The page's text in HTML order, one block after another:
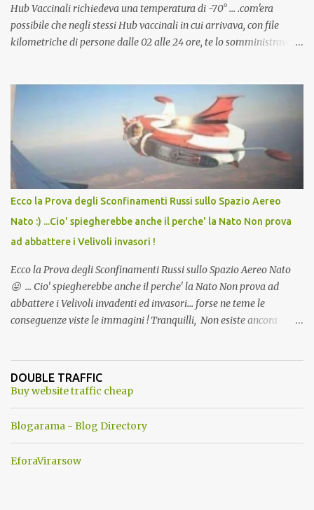
Hub Vaccinali richiedeva una temperatura di -70° ... .com'era
possibile che negli stessi Hub vaccinali in cui arrivava, con file
kilometriche di persone dalle 02 alle 24 ore, te lo somministravano
Vaccino come: l' Amaro del Capo, era "spettacolare Ghiacciato, ma
andava bene anche, a Temperatura Ambiente"! Riproponiamo
l'articolo per NON Dimenticare!
Ecco la Prova degli Sconfinamenti Russi sullo Spazio Aereo
Nato :) ...Cio' spiegherebbe anche il perche' la Nato Non prova
ad abbattere i Velivoli invasori !
Ecco la Prova degli Sconfinamenti Russi sullo Spazio Aereo Nato
😛 ... Cio' spiegherebbe anche il perche' la Nato Non prova ad
abbattere i Velivoli invadenti ed invasori... forse ne teme le
conseguenze viste le immagini ! Tranquilli, Non esiste ancora
ancora una fantasia Nato o forse una "False Flag", per provocare
una guerra mondiale che difficilmente da menti sane, potrebbe
DOUBLE TRAFFIC
Buy website traffic cheap
Blogarama - Blog Directory
EforaVirarsow